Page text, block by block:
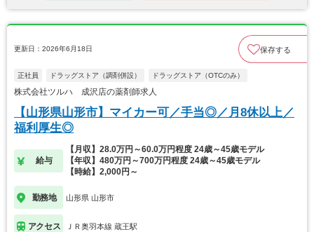
更新日：2026年6月18日 保存する
正社員 ドラッグストア（調剤併設） ドラッグストア（OTCのみ）
株式会社ツルハ 成沢店の薬剤師求人
【山形県山形市】マイカー可／手当◎／月8休以上／
福利厚生◎
給与
【月収】28.0万円～60.0万円程度 24歳～45歳モデル
【年収】480万円～700万円程度 24歳～45歳モデル
【時給】2,000円～
勤務地 山形県 山形市
アクセス ＪＲ奥羽本線 蔵王駅